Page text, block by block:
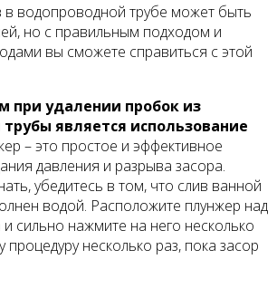
в водопроводной трубе может быть
но с правильным подходом и
вы сможете справиться с этой
при удалении пробок из
является использование
– это простое и эффективное
давления и разрыва засора.
убедитесь в том, что слив ванной
водой. Расположите плунжер над
сильно нажмите на него несколько
процедуру несколько раз, пока засор